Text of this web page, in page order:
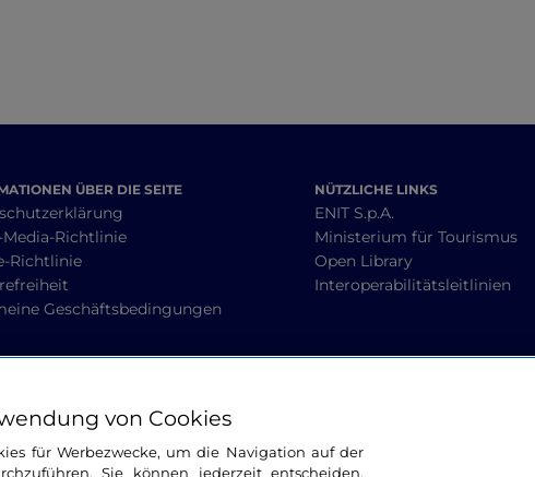
ÜBER DIE SEITE
Media-Richtlinie
Richtlinie
Geschäftsbedingungen
NÜTZLICHE LINKS
ENIT S.p.A.
Ministerium für Tourismus
Open Library
Interoperabilitätsleitlinien
von Cookies
für Werbezwecke, um die Navigation auf der
Sie können jederzeit entscheiden,